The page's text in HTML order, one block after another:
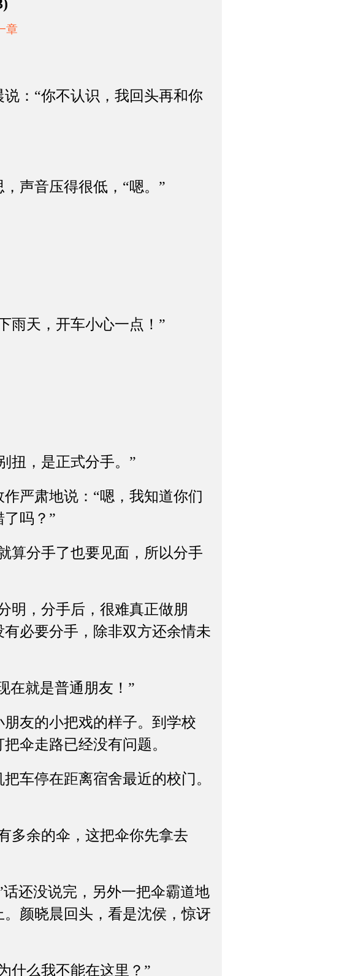
章
：“你不认识，我回头再和你
声音压得很低，“嗯。”
天，开车小心一点！”
，是正式分手。”
严肃地说：“嗯，我知道你们
吗？”
分手了也要见面，所以分手
，分手后，很难真正做朋
必要分手，除非双方还余情未
就是普通朋友！”
友的小把戏的样子。到学校
伞走路已经没有问题。
停在距离宿舍最近的校门。
余的伞，这把伞你先拿去
没说完，另外一把伞霸道地
颜晓晨回头，看是沈侯，惊讶
么我不能在这里？”